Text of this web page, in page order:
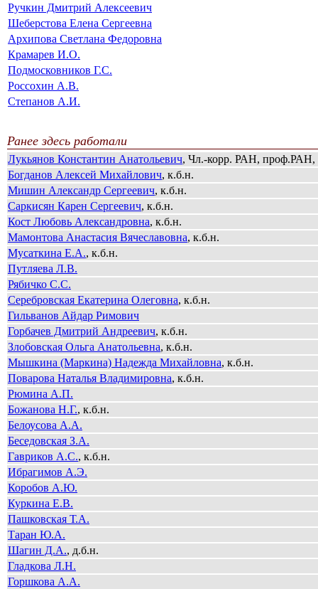
Ручкин Дмитрий Алексеевич
Шеберстова Елена Сергеевна
Архипова Светлана Федоровна
Крамарев И.О.
Подмосковников Г.С.
Россохин А.В.
Степанов А.И.
Ранее здесь работали
Лукьянов Константин Анатольевич, Чл.-корр. РАН, проф.РАН,
Богданов Алексей Михайлович, к.б.н.
Мишин Александр Сергеевич, к.б.н.
Саркисян Карен Сергеевич, к.б.н.
Кост Любовь Александровна, к.б.н.
Мамонтова Анастасия Вячеславовна, к.б.н.
Мусаткина Е.А., к.б.н.
Путляева Л.В.
Рябичко С.С.
Серебровская Екатерина Олеговна, к.б.н.
Гильванов Айдар Римович
Горбачев Дмитрий Андреевич, к.б.н.
Злобовская Ольга Анатольевна, к.б.н.
Мышкина (Маркина) Надежда Михайловна, к.б.н.
Поварова Наталья Владимировна, к.б.н.
Рюмина А.П.
Божанова Н.Г., к.б.н.
Белоусова А.А.
Беседовская З.А.
Гавриков А.С., к.б.н.
Ибрагимов А.Э.
Коробов А.Ю.
Куркина Е.В.
Пашковская Т.А.
Таран Ю.А.
Шагин Д.А., д.б.н.
Гладкова Л.Н.
Горшкова А.А.